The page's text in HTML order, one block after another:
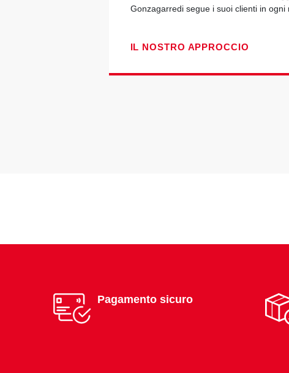
Gonzagarredi segue i suoi clienti in ogni
IL NOSTRO APPROCCIO
Pagamento sicuro